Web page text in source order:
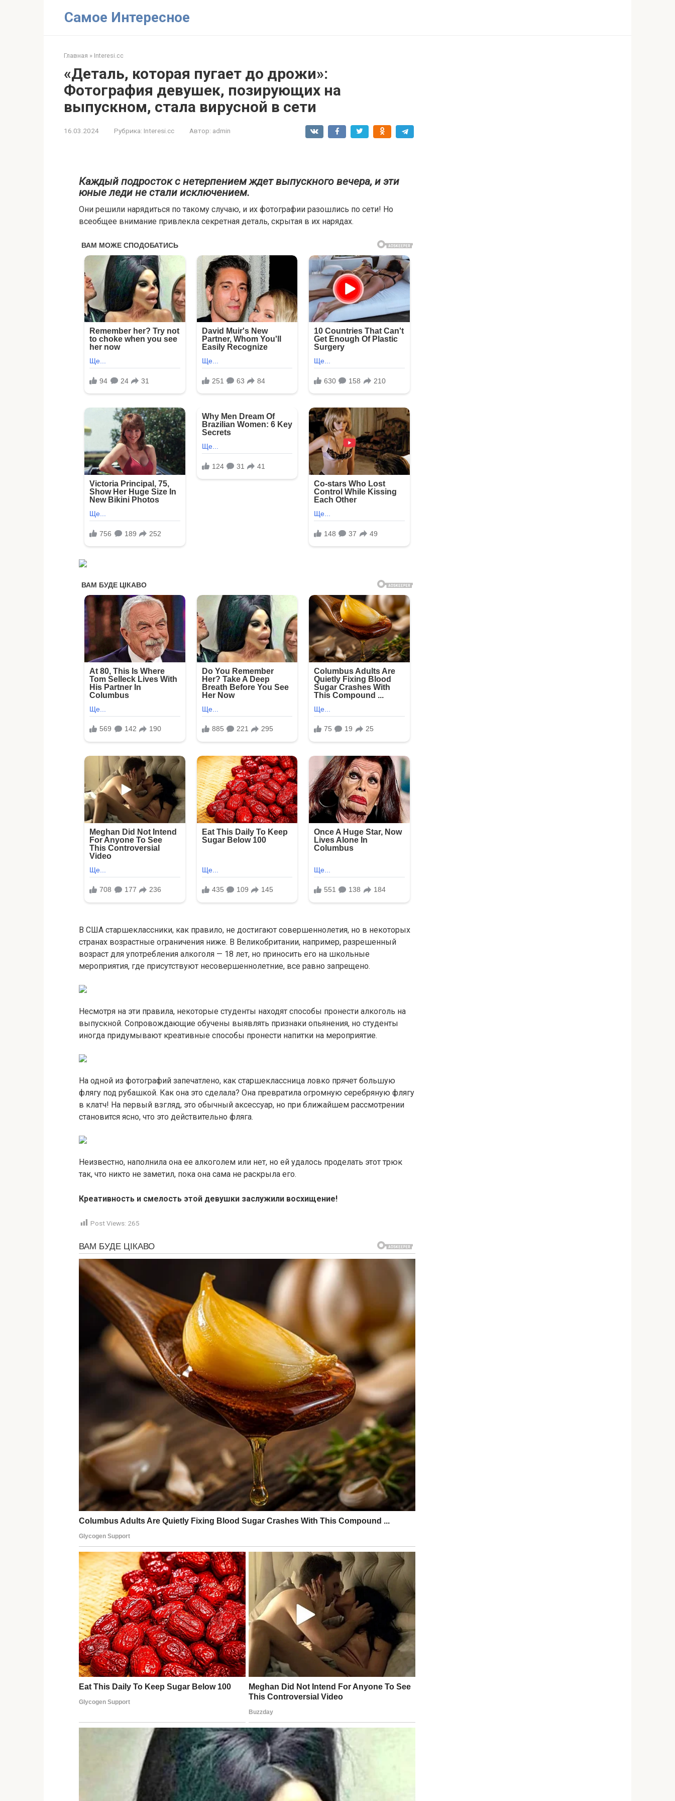
Самое Интересное
Главная » Interesi.cc
«Деталь, которая пугает до дрожи»:
Фотография девушек, позирующих на
выпускном, стала вирусной в сети
16.03.2024 Рубрика: Interesi.cc Автор: admin
Каждый подросток с нетерпением ждет выпускного вечера, и эти
юные леди не стали исключением.
Они решили нарядиться по такому случаю, и их фотографии разошлись по сети! Но
всеобщее внимание привлекла секретная деталь, скрытая в их нарядах.
В США старшеклассники, как правило, не достигают совершеннолетия, но в некоторых
странах возрастные ограничения ниже. В Великобритании, например, разрешенный
возраст для употребления алкоголя — 18 лет, но приносить его на школьные
мероприятия, где присутствуют несовершеннолетние, все равно запрещено.
Несмотря на эти правила, некоторые студенты находят способы пронести алкоголь на
выпускной. Сопровождающие обучены выявлять признаки опьянения, но студенты
иногда придумывают креативные способы пронести напитки на мероприятие.
На одной из фотографий запечатлено, как старшеклассница ловко прячет большую
флягу под рубашкой. Как она это сделала? Она превратила огромную серебряную флягу
в клатч! На первый взгляд, это обычный аксессуар, но при ближайшем рассмотрении
становится ясно, что это действительно фляга.
Неизвестно, наполнила она ее алкоголем или нет, но ей удалось проделать этот трюк
так, что никто не заметил, пока она сама не раскрыла его.
Креативность и смелость этой девушки заслужили восхищение!
Post Views: 265